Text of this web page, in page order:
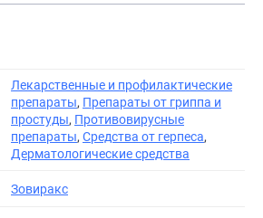
Лекарственные и профилактические
препараты, Препараты от гриппа и
простуды, Противовирусные
препараты, Средства от герпеса,
Дерматологические средства
Зовиракс